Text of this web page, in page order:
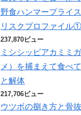
野食ハンマープライ
リスクプロファイル①
237,870ビュー
ミシシッピアカミミ
メ）を捕まえて食べ
と解体
217,706ビュー
ウツボの捌き方と骨